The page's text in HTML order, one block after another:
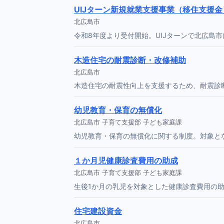
UIJターン新規就業支援事業（移住支援
北広島市
令和8年度より受付開始。UIJターンで北広島
木造住宅の耐震診断・改修補助
北広島市
木造住宅の耐震性向上を支援するため、耐震
幼児教育・保育の無償化
北広島市 子育て支援部 子ども家庭課
幼児教育・保育の無償化に関する制度。対象
１か月児健康診査費用の助成
北広島市 子育て支援部 子ども家庭課
生後1か月の乳児を対象とした健康診査費用の
住宅建設資金